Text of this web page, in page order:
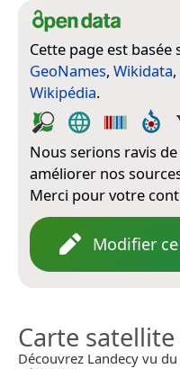
Cette page est basée
GeoNames, Wikidata,
Wikipédia.
Nous serions ravis
améliorer nos
Merci pour votre
Modifier
Carte satellite
Découvrez Landecy vu